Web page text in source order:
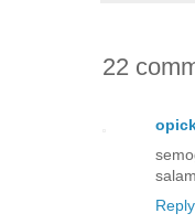
22
Reply